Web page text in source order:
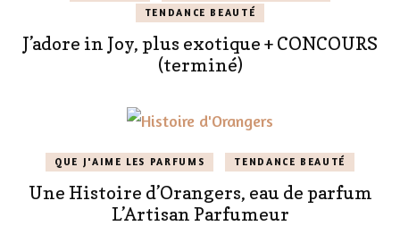
TENDANCE BEAUTÉ
J’adore in Joy, plus exotique + CONCOURS
(terminé)
QUE J'AIME LES PARFUMS TENDANCE BEAUTÉ
Une Histoire d’Orangers, eau de parfum
L’Artisan Parfumeur